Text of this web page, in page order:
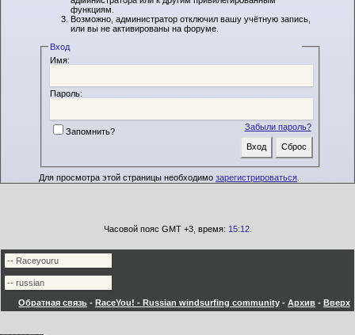
функциям.
Возможно, администратор отключил вашу учётную запись,
или вы не активированы на форуме.
Вход
Имя:
Пароль:
Забыли пароль?
Запомнить?
Для просмотра этой страницы необходимо зарегистрироваться
Часовой пояс GMT +3, время: 15:12.
Обратная связь - RaceYou! - Russian windsurfing community - Архив - Вверх